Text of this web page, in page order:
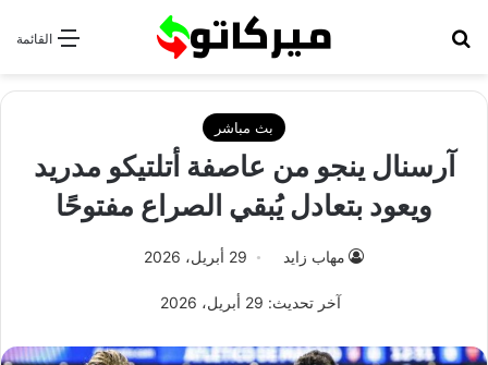
القائمة
بث مباشر
آرسنال ينجو من عاصفة أتلتيكو مدريد
ويعود بتعادل يُبقي الصراع مفتوحًا
مهاب زايد 29 أبريل، 2026
آخر تحديث: 29 أبريل، 2026